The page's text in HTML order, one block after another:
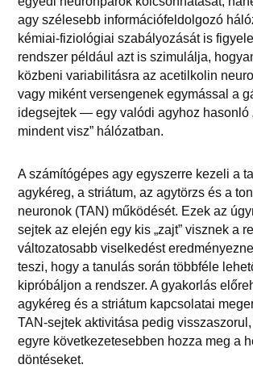
agy szélesebb információfeldolgozó
kémiai-fiziológiai szabályozását is
rendszer például azt is szimulálja,
közbeni variabilitásra az acetilkolin
vagy miként versengenek egymással a
idegsejtek — egy valódi agyhoz hasonló
mindent visz” hálózatban.
A számítógépes agy egyszerre kezeli a
agykéreg, a striátum, az agytörzs és a
neuronok (TAN) működését. Ezek az
sejtek az elején egy kis „zajt” visznek a
változatosabb viselkedést
teszi, hogy a tanulás során többféle
kipróbáljon a rendszer. A gyakorlás
agykéreg és a striátum kapcsolatai
TAN-sejtek aktivitása pedig visszaszorul,
egyre következetesebben hozza meg a
döntéseket.